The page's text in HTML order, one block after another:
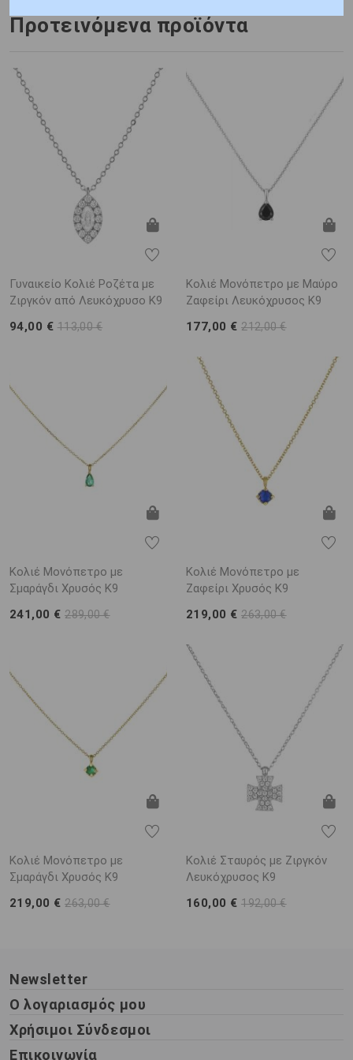
Προτεινόμενα προϊόντα
Γυναικείο Κολιέ Ροζέτα με
Ζιργκόν από Λευκόχρυσο K9
94,00 € 113,00 €
Κολιέ Μονόπετρο με Μαύρο
Ζαφείρι Λευκόχρυσος K9
177,00 €212,00 €
Κολιέ Μονόπετρο με
Σμαράγδι Χρυσός K9
241,00 €289,00 €
Κολιέ Μονόπετρο με
Ζαφείρι Χρυσός K9
219,00 €263,00 €
Κολιέ Μονόπετρο με
Σμαράγδι Χρυσός K9
219,00 €263,00 €
Κολιέ Σταυρός με Ζιργκόν
Λευκόχρυσος Κ9
160,00 €192,00 €
Newsletter
Ο λογαριασμός μου
Χρήσιμοι Σύνδεσμοι
Επικοινωνία